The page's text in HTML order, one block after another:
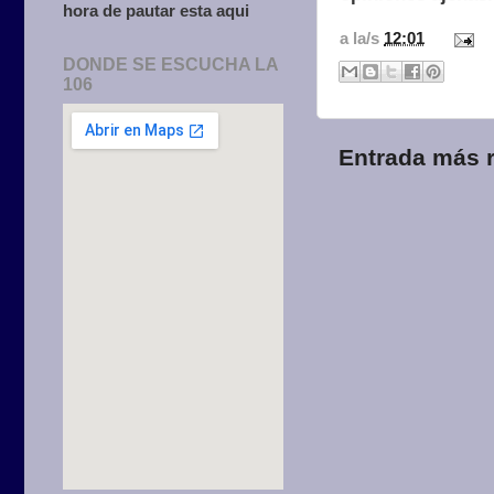
a la/s 12:01
Entrada más
hora de pautar esta aqui
DONDE SE ESCUCHA LA
106